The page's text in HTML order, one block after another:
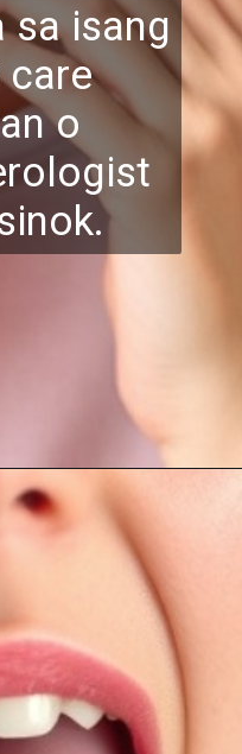
sa isang
care
o